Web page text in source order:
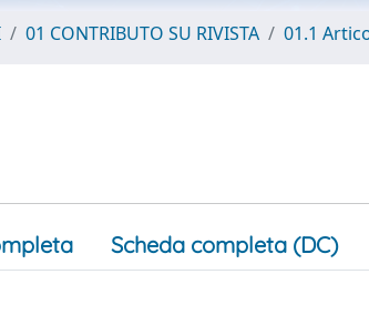
01 CONTRIBUTO SU RIVISTA 01.1
Scheda completa (DC)